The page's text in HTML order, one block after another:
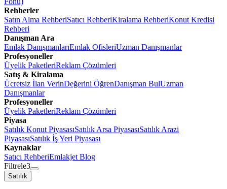
Rehberler
Satın Alma RehberiSatıcı RehberiKiralama RehberiKonut Kredisi
Rehberi
Danışman Ara
Emlak DanışmanlarıEmlak OfisleriUzman Danışmanlar
Profesyoneller
Üyelik PaketleriReklam Çözümleri
Satış & Kiralama
Ücretsiz İlan VerinDeğerini ÖğrenDanışman BulUzman
Danışmanlar
Profesyoneller
Üyelik PaketleriReklam Çözümleri
Piyasa
Satılık Konut PiyasasıSatılık Arsa PiyasasıSatılık Arazi
PiyasasıSatılık İş Yeri Piyasası
Kaynaklar
Satıcı RehberiEmlakjet Blog
Filtrele3
Satılık